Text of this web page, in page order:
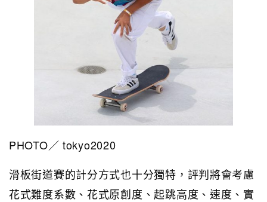
PHOTO／ tokyo2020
滑板街道賽的計分方式也十分獨特，評判將會考慮
花式難度系數、花式原創度、起跳高度、速度、實